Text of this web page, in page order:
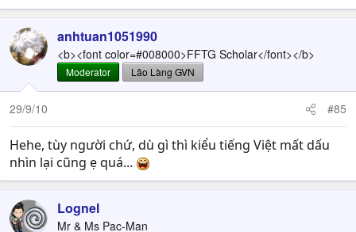
anhtuan1051990
<b><font color=#008000>FFTG Scholar</font></b>
Moderator Lão Làng GVN
29/9/10 #85
Hehe, tùy người chứ, dù gì thì kiểu tiếng Việt mất dấu
nhìn lại cũng ẹ quá...
Lognel
Mr & Ms Pac-Man